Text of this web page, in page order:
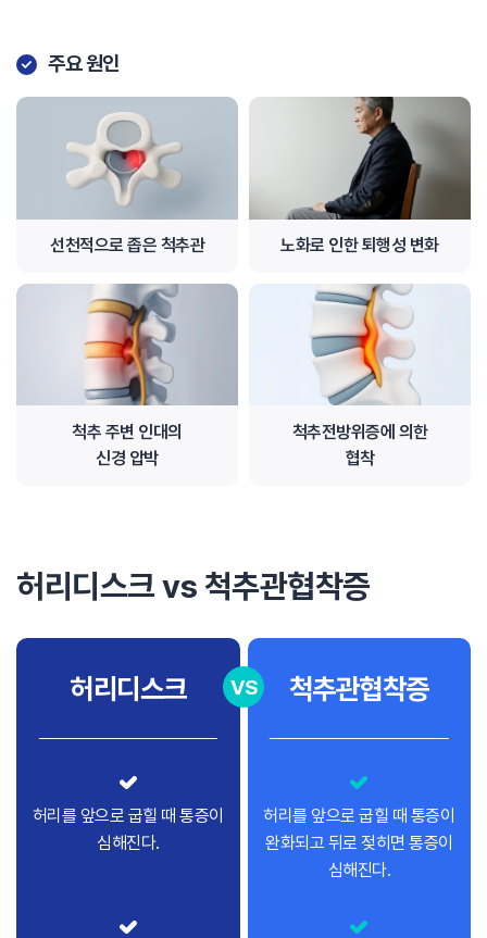
주요 원인
선천적으로 좁은 척추관 노화로 인한 퇴행성 변화
척추 주변 인대의
신경 압박
척추전방위증에 의한
협착
허리디스크 vs 척추관협착증
VS
허리디스크 척추관협착증
허리를 앞으로 굽힐 때 통증이
심해진다.
허리를 앞으로 굽힐 때 통증이
완화되고 뒤로 젖히면 통증이
심해진다.